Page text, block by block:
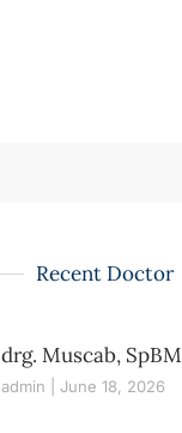
Recent Doctor
drg. Muscab, SpBM
admin June 18, 2026